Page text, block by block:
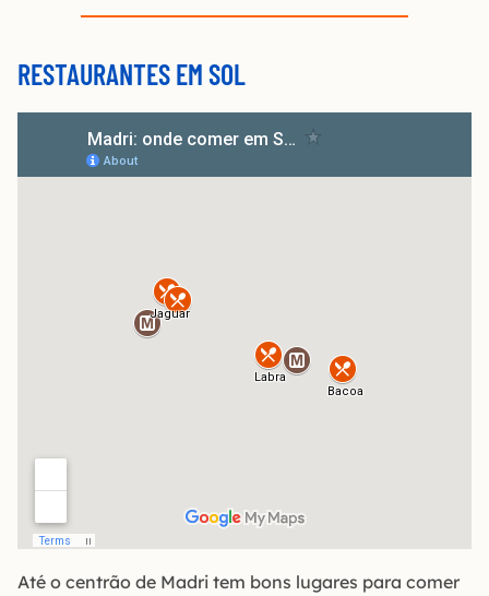
RESTAURANTES EM SOL
Até o centrão de Madri tem bons lugares para comer